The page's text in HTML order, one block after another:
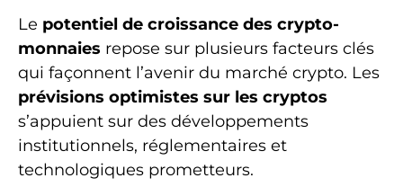
Le potentiel de croissance des crypto-
monnaies repose sur plusieurs facteurs clés
qui façonnent l’avenir du marché crypto. Les
prévisions optimistes sur les cryptos
s’appuient sur des développements
institutionnels, réglementaires et
technologiques prometteurs.